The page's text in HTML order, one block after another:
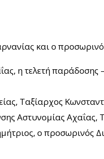
και ο
η τελετή
Ταξίαρχος
Αστυνομίας
ο προσωρινός